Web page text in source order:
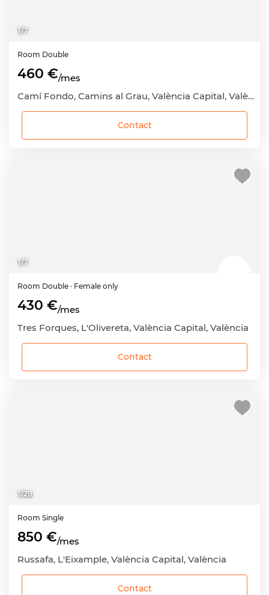
1/7
Room Double
460 €/mes
Camí Fondo, Camins al Grau, València Capital, València
Contact
1/7
Room Double · Female only
430 €/mes
Tres Forques, L'Olivereta, València Capital, València
Contact
1/28
Room Single
850 €/mes
Russafa, L'Eixample, València Capital, València
Contact